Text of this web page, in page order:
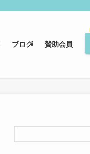
ブログ 賛助会員